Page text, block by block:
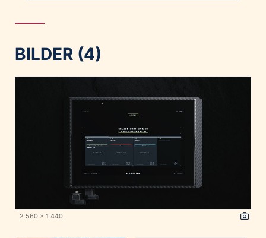
BILDER (4)
2 560 x 1 440